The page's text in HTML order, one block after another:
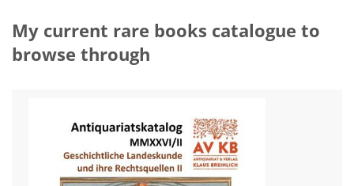
New Book Range
My Activities
Bookbindery and Restoration
My current rare books catalogue to
browse through